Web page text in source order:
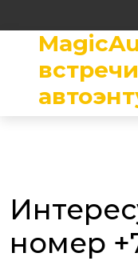
contentвстречи
номер